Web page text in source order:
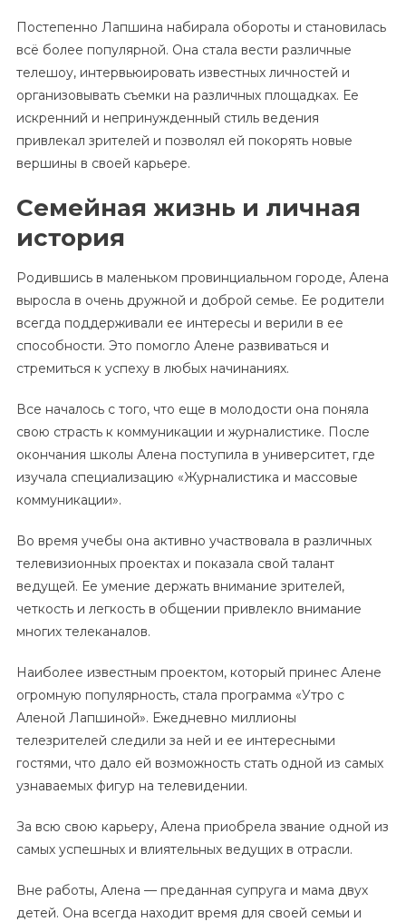
Постепенно Лапшина набирала обороты и становилась
всё более популярной. Она стала вести различные
телешоу, интервьюировать известных личностей и
организовывать съемки на различных площадках. Ее
искренний и непринужденный стиль ведения
привлекал зрителей и позволял ей покорять новые
вершины в своей карьере.
Семейная жизнь и личная
история
Родившись в маленьком провинциальном городе, Алена
выросла в очень дружной и доброй семье. Ее родители
всегда поддерживали ее интересы и верили в ее
способности. Это помогло Алене развиваться и
стремиться к успеху в любых начинаниях.
Все началось с того, что еще в молодости она поняла
свою страсть к коммуникации и журналистике. После
окончания школы Алена поступила в университет, где
изучала специализацию «Журналистика и массовые
коммуникации».
Во время учебы она активно участвовала в различных
телевизионных проектах и показала свой талант
ведущей. Ее умение держать внимание зрителей,
четкость и легкость в общении привлекло внимание
многих телеканалов.
Наиболее известным проектом, который принес Алене
огромную популярность, стала программа «Утро с
Аленой Лапшиной». Ежедневно миллионы
телезрителей следили за ней и ее интересными
гостями, что дало ей возможность стать одной из самых
узнаваемых фигур на телевидении.
За всю свою карьеру, Алена приобрела звание одной из
самых успешных и влиятельных ведущих в отрасли.
Вне работы, Алена — преданная супруга и мама двух
детей. Она всегда находит время для своей семьи и